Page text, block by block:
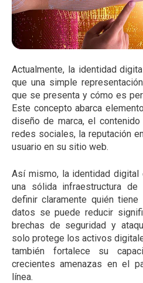
Actualmente, la identidad
que una simple
que se presenta y cómo es
Este concepto abarca
diseño de marca, el
redes sociales, la reputación
usuario en su sitio web.
Así mismo, la identidad digital
una sólida infraestructura de
definir claramente quién
datos se puede reducir
brechas de seguridad y
solo protege los activos
también fortalece su
crecientes amenazas en el
línea.